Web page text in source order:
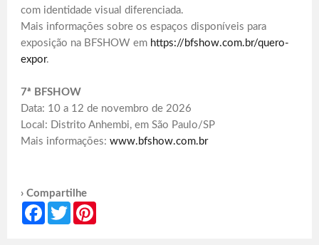
com identidade visual diferenciada.
Mais informações sobre os espaços disponíveis para
exposição na BFSHOW em https://bfshow.com.br/quero-
expor.
7ª BFSHOW
Data: 10 a 12 de novembro de 2026
Local: Distrito Anhembi, em São Paulo/SP
Mais informações: www.bfshow.com.br
› Compartilhe
FacebookTwitter